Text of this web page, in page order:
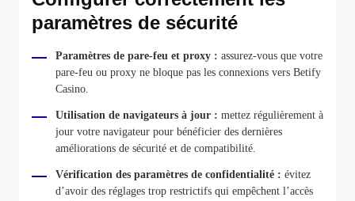
paramètres de sécurité
Paramètres de pare-feu et proxy : assurez-vous que votre
pare-feu ou proxy ne bloque pas les connexions vers Betify
Casino.
Utilisation de navigateurs à jour : mettez régulièrement à
jour votre navigateur pour bénéficier des dernières
améliorations de sécurité et de compatibilité.
Vérification des paramètres de confidentialité : évitez
d’avoir des réglages trop restrictifs qui empêchent l’accès